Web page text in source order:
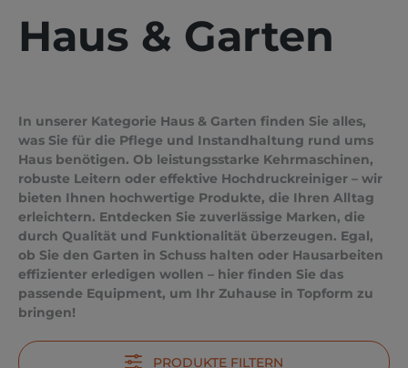
Haus & Garten
In unserer Kategorie Haus & Garten finden Sie alles,
was Sie für die Pflege und Instandhaltung rund ums
Haus benötigen. Ob leistungsstarke Kehrmaschinen,
robuste Leitern oder effektive Hochdruckreiniger – wir
bieten Ihnen hochwertige Produkte, die Ihren Alltag
erleichtern. Entdecken Sie zuverlässige Marken, die
durch Qualität und Funktionalität überzeugen. Egal,
ob Sie den Garten in Schuss halten oder Hausarbeiten
effizienter erledigen wollen – hier finden Sie das
passende Equipment, um Ihr Zuhause in Topform zu
bringen!
PRODUKTE FILTERN